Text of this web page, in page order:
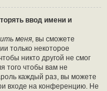
ввод имени и
меня, вы сможете
только некоторое
никто другой не смог
того чтобы вам не
каждый раз, вы можете
входе на конференцию. Не